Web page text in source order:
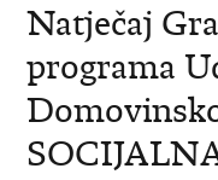
Natječaj
programa